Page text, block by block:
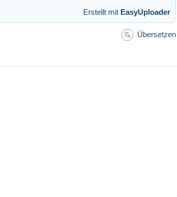
Erstellt mit EasyUploader
Übersetzen